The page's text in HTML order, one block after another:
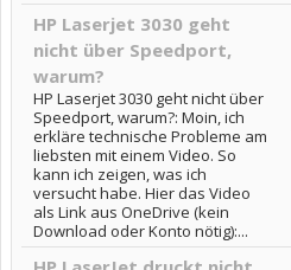
HP Laserjet 3030 geht
nicht über Speedport,
warum?
HP Laserjet 3030 geht nicht über
Speedport, warum?: Moin, ich
erkläre technische Probleme am
liebsten mit einem Video. So
kann ich zeigen, was ich
versucht habe. Hier das Video
als Link aus OneDrive (kein
Download oder Konto nötig):...